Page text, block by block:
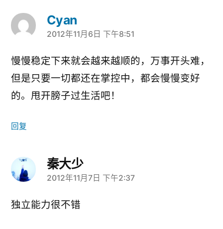
Cyan
说：
2012年11月6日 下午8:51
慢慢稳定下来就会越来越顺的，万事开头难，
但是只要一切都还在掌控中，都会慢慢变好
的。甩开膀子过生活吧！
回复
秦大少
说：
2012年11月7日 下午2:37
独立能力很不错